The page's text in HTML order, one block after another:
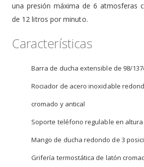
una presión máxima de 6 atmosferas
de 12 litros por minuto.
Características
Barra de ducha extensible de 98/
Rociador de acero inoxidable
cromado y antical
Soporte teléfono regulable en altura
Mango de ducha redondo de 3
Grifería termostática de latón